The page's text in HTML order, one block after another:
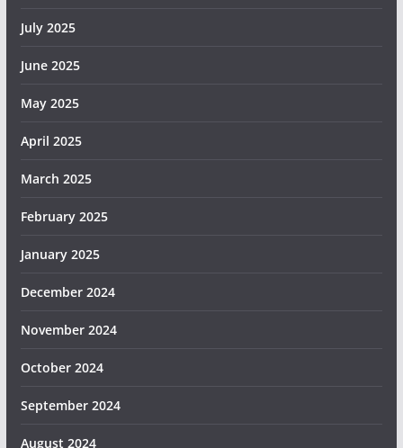
July 2025
June 2025
May 2025
April 2025
March 2025
February 2025
January 2025
December 2024
November 2024
October 2024
September 2024
August 2024